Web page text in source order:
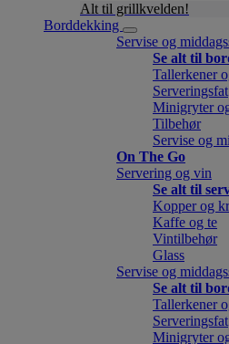
Alt til grillkvelden!
Borddekking
Servise og
Se alt til
Tallerkener
Serveringsfat
Minigryter
Tilbehør
Servise og
On The Go
Servering og vin
Se alt til
Kopper og
Kaffe og te
Vintilbehør
Glass
Servise og
Se alt til
Tallerkener
Serveringsfat
Minigryter